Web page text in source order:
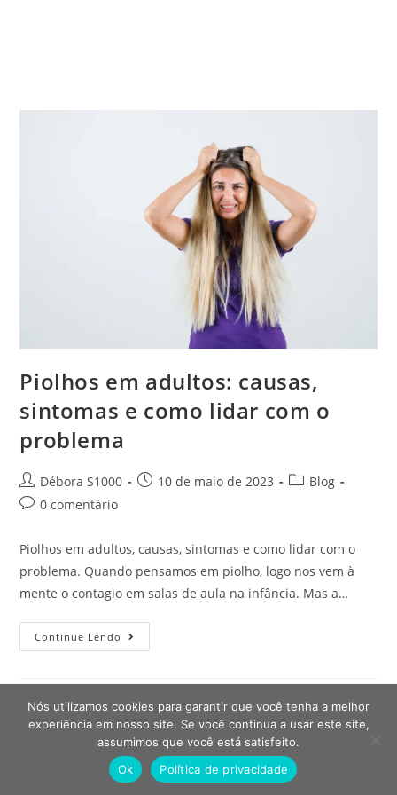
Piolhos em adultos: causas,
sintomas e como lidar com o
problema
Débora S1000 10 de maio de 2023
Blog
0 comentário
Piolhos em adultos, causas, sintomas e como lidar com o
problema. Quando pensamos em piolho, logo nos vem à
mente o contagio em salas de aula na infância. Mas a…
Continue Lendo
©2023- Dr. Piolho - Todos os direitos reservados.
Nós utilizamos cookies para garantir que você tenha a melhor
experiência em nosso site. Se você continua a usar este site,
assumimos que você está satisfeito.
Ok
Política de privacidade